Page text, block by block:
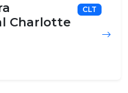
Charlotte
CLT